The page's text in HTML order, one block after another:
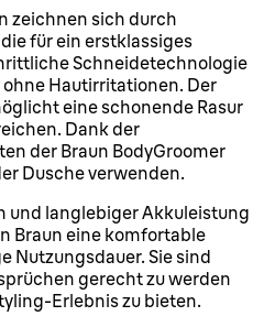
zeichnen sich durch
für ein erstklassiges
Schneidetechnologie
ohne Hautirritationen. Der
eine schonende Rasur
Dank der
der Braun BodyGroomer
Dusche verwenden.
und langlebiger Akkuleistung
Braun eine komfortable
Nutzungsdauer. Sie sind
gerecht zu werden
Erlebnis zu bieten.